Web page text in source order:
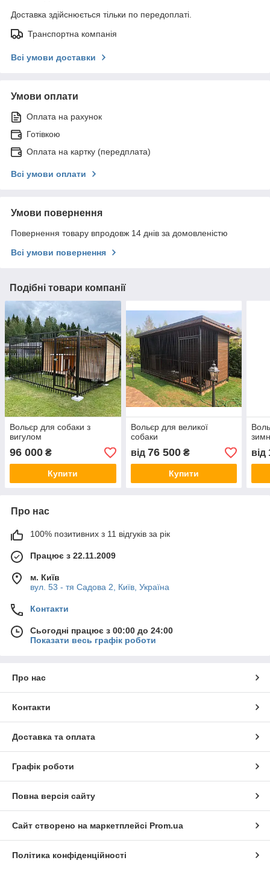
Доставка здійснюється тільки по передоплаті.
Транспортна компанія
Всі умови доставки
Умови оплати
Оплата на рахунок
Готівкою
Оплата на картку (передплата)
Всі умови оплати
Умови повернення
Повернення товару впродовж 14 днів за домовленістю
Всі умови повернення
Подібні товари компанії
Вольєр для собаки з
вигулом
96 000 ₴
Купити
Вольєр для великої
собаки
від 76 500₴
Купити
від
Про нас
100% позитивних з 11 відгуків за рік
Працює з 22.11.2009
м. Київ
вул. 53 - тя Садова 2, Київ, Україна
Контакти
Сьогодні працює з 00:00 до 24:00
Показати весь графік роботи
Про нас
Контакти
Доставка та оплата
Графік роботи
Повна версія сайту
Сайт створено на маркетплейсі Prom.ua
Політика конфіденційності